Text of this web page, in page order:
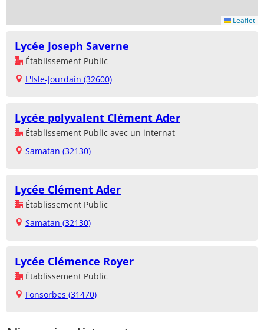
Leaflet
Lycée Joseph Saverne
Établissement Public
L'Isle-Jourdain (32600)
Lycée polyvalent Clément Ader
Établissement Public avec un internat
Samatan (32130)
Lycée Clément Ader
Établissement Public
Samatan (32130)
Lycée Clémence Royer
Établissement Public
Fonsorbes (31470)